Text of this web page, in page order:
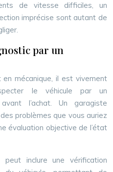
de vitesse difficiles, un
imprécise sont autant de
par un
mécanique, il est vivement
le véhicule par un
l’achat. Un garagiste
problèmes que vous auriez
évaluation objective de l’état
peut inclure une vérification